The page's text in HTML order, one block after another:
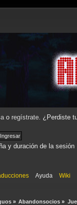
o regístrate. ¿Perdiste
y duración de la sesión
Ayuda Wiki
» Abandonsocios »